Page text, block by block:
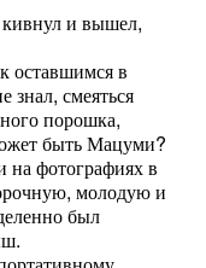
и вышел,
оставшимся в
смеяться
порошка,
быть Мацуми?
на фотографиях в
молодую и
был